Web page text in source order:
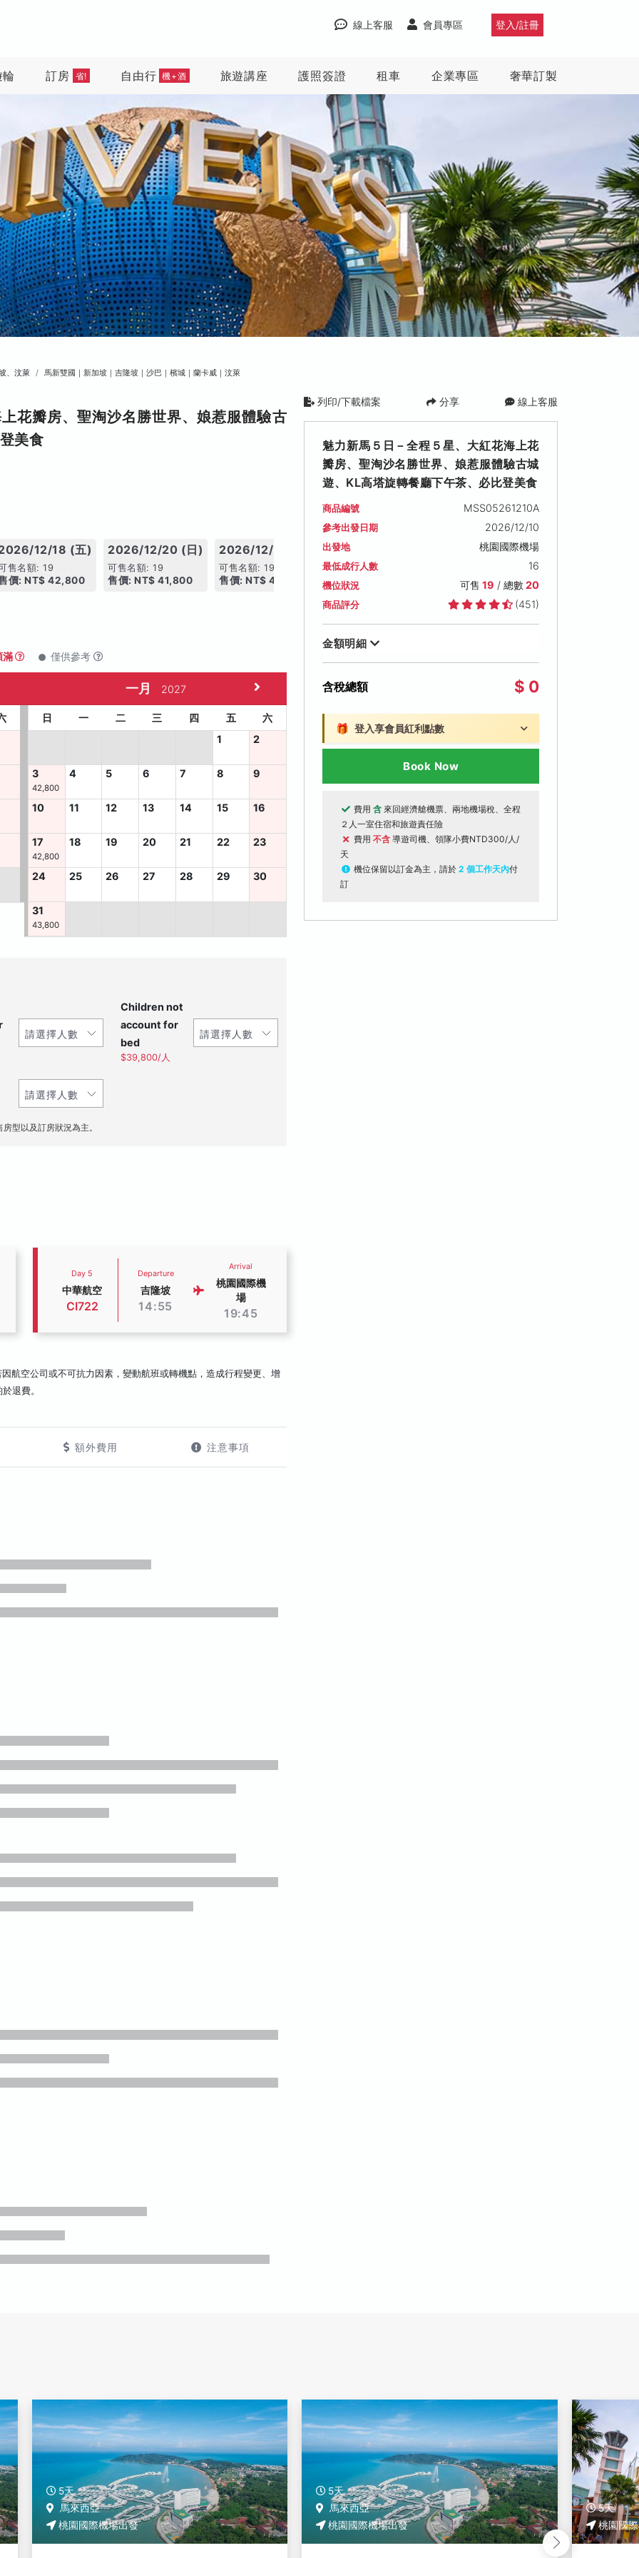
登入/註冊
會員專區
線上客服
訂房 省! 自由行 機+酒 旅遊講座 護照簽證 租車 企業專區 奢華訂製
、汶萊 馬新雙國｜新加坡｜吉隆坡｜沙巴｜檳城｜蘭卡威｜汶萊
花瓣房、聖淘沙名勝世界、娘惹服體驗古
美食
12/18 (五)
售名額: 19
價: NT$ 42,800
2026/12/20 (日)
可售名額: 19
售價: NT$ 41,800
2026/12/27 (日)
可售名額: 19
售價: NT$ 42,800
2027/01/03 (日)
可售名額: 19
售價: NT$ 42,800
2027/01/17 (日)
售價: NT$ 42,800
滿 僅供參考
一月 2027
日 一 二 三 四 五
六
1
2
3
42,800
4 5 6 7 8 9
10 11 12 13 14 15 16
17
42,800
18 19 20 21 22 23
24 25 26 27 28 29 30
31
43,800
Children not
account for
bed
$39,800/人
型以及訂房狀況為主。
Day 5
中華航空
CI722
Departure
吉隆坡
14:55
Arrival
桃園國際機
場
19:45
航空公司或不可抗力因素，變動航班或轉機點，造成行程變更、增
退費。
額外費用 注意事項
列印/下載檔案 分享 線上客服
魅力新馬５日－全程５星、大紅花海上花
瓣房、聖淘沙名勝世界、娘惹服體驗古城
遊、KL高塔旋轉餐廳下午茶、必比登美食
商品編號 MSS05261210A
參考出發日期 2026/12/10
出發地 桃園國際機場
最低成行人數 16
機位狀況 可售 19 / 總數20
商品評分 (451)
金額明細
含稅總額 $ 0
🎁 登入享會員紅利點數
Book Now
費用 含 來回經濟艙機票、兩地機場稅、全程
２人一室住宿和旅遊責任險
費用 不含 導遊司機、領隊小費NTD300/人/
天
機位保留以訂金為主，請於 2 個工作天內付
訂
5天
馬來西亞
桃園國際機場出發
5天
桃園國際機場出發
5天
新加坡
桃園國